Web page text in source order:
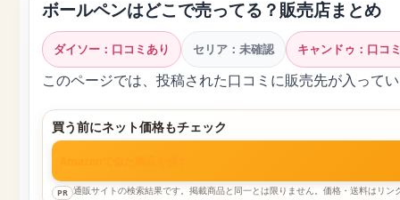
ボールペンはどこで売ってる？販売店まとめ
ダイソー：口コミあり セリア：未確認 キャンドゥ：口コ
このページでは、投稿された口コミに販売先が入って
買う前にネット価格もチェック
PR 通販サイトの検索結果です。掲載商品と同一とは限りません。価格・送料はリン